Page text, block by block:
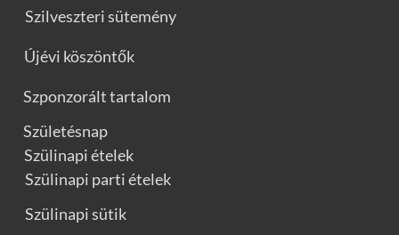
Szilveszteri sütemény
Újévi köszöntők
Szponzorált tartalom
Születésnap
Szülinapi ételek
Szülinapi parti ételek
Szülinapi sütik